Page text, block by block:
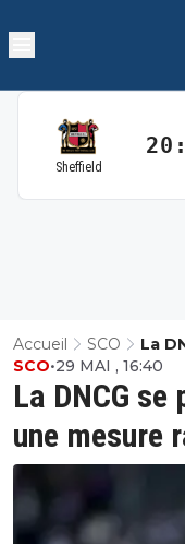
Sheffield
Accueil SCO
La
La DNCG
une mesure
SCO•29 MAI , 16:40